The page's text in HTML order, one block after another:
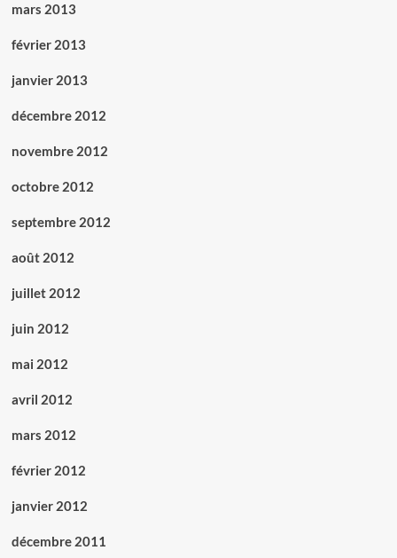
mars 2013
février 2013
janvier 2013
décembre 2012
novembre 2012
octobre 2012
septembre 2012
août 2012
juillet 2012
juin 2012
mai 2012
avril 2012
mars 2012
février 2012
janvier 2012
décembre 2011